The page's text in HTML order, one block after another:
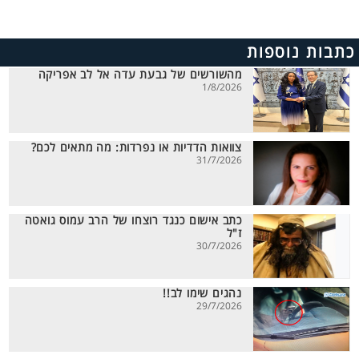
כתבות נוספות
מהשורשים של גבעת עדה אל לב אפריקה
1/8/2026
צוואות הדדיות או נפרדות: מה מתאים לכם?
31/7/2026
כתב אישום כנגד רוצחו של הרב עמוס גואטה
ז"ל
30/7/2026
נהגים שימו לב!!
29/7/2026